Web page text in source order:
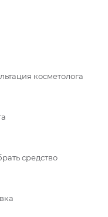
косметолога
средство